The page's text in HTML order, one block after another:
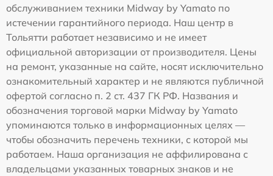
обслуживанием техники Midway by Yamato по
истечении гарантийного периода. Наш центр в
Тольятти работает независимо и не имеет
официальной авторизации от производителя. Цены
на ремонт, указанные на сайте, носят исключительно
ознакомительный характер и не являются публичной
офертой согласно п. 2 ст. 437 ГК РФ. Названия и
обозначения торговой марки Midway by Yamato
упоминаются только в информационных целях —
чтобы обозначить перечень техники, с которой мы
работаем. Наша организация не аффилирована с
владельцами указанных товарных знаков и не